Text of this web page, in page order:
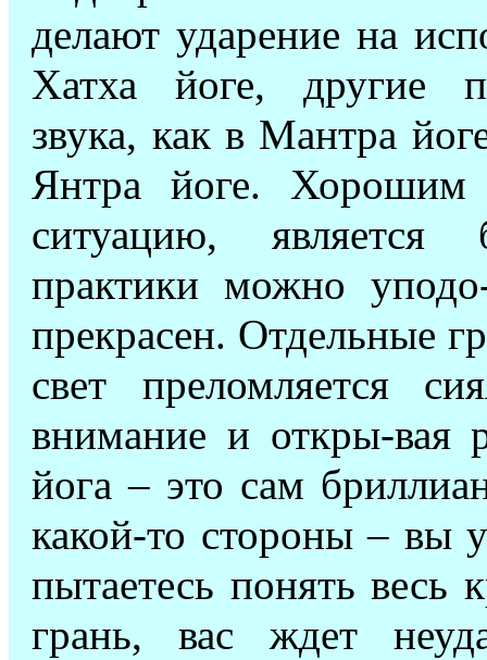
делают ударение на
Хатха йоге, другие
звука, как в Мантра
Янтра йоге. Хорошим
ситуацию,
практики можно
прекрасен. Отдельные
свет преломляется
внимание и откры-вая
йога – это сам
какой-то стороны – вы
пытаетесь понять весь
грань, вас ждет